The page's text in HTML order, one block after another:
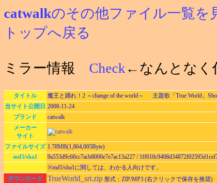
catwalkのその他ファイル一覧を
トップへ戻る
ミラー情報 Check ←なんとなく
タイトル
魔王と踊れ！2 ～change of the world～ 主題歌「True World」
当サイト公開日 2008-11-24
ブランド
catwalk
メーカー
サイト
ファイルサイズ 1.78MB(1,864,005Byte)
md5/sha1
9a553d9c60cc7acb8000e7e7ac13a227 /
※md5/sha1に関しては、わかる人向けです。
ダウンロード
TrueWorld_srt.zip 形式：ZIP/MP3 (右クリックで保存を推奨)